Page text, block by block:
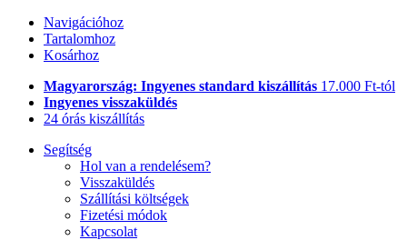
Navigációhoz
Tartalomhoz
Kosárhoz
Magyarország: Ingyenes standard kiszállítás 17.000 Ft-tól
Ingyenes visszaküldés
24 órás kiszállítás
Segítség
Hol van a rendelésem?
Visszaküldés
Szállítási költségek
Fizetési módok
Kapcsolat